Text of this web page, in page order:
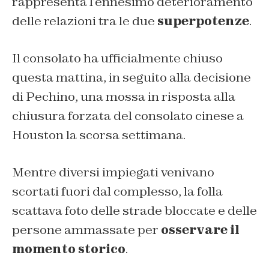
delle relazioni tra le due superpotenze.
Il consolato ha ufficialmente chiuso
questa mattina, in seguito alla decisione
di Pechino, una mossa in risposta alla
chiusura forzata del consolato cinese a
Houston la scorsa settimana.
Mentre diversi impiegati venivano
scortati fuori dal complesso, la folla
scattava foto delle strade bloccate e delle
persone ammassate per osservare il
momento storico.